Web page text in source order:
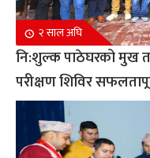
२ साल अघि
नि:शुल्क पाठेघरको मुख
परीक्षण शिविर